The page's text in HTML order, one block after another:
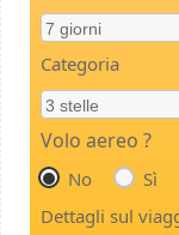
Categoria
Volo aereo ?
No Sì
Dettagli sul